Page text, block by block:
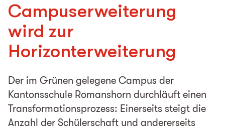
Campuserweiterung
wird zur
Horizonterweiterung
Der im Grünen gelegene Campus der
Kantonsschule Romanshorn durchläuft einen
Transformationsprozess: Einerseits steigt die
Anzahl der Schülerschaft und andererseits